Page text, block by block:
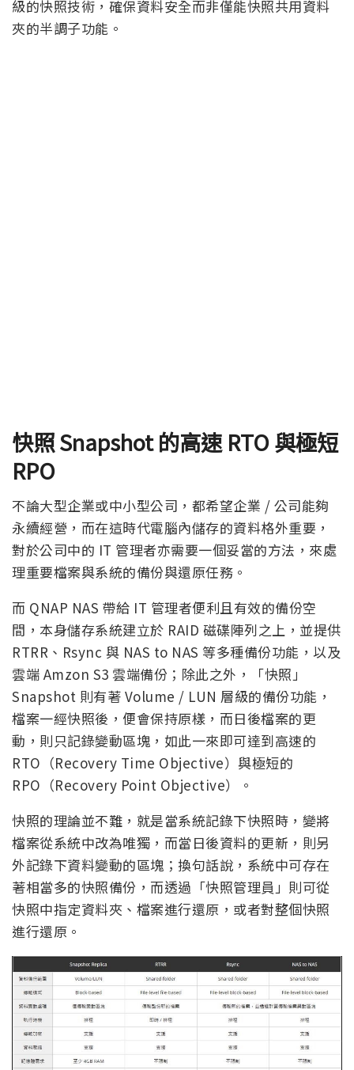
級的快照技術，確保資料安全而非僅能快照共用資料
夾的半調子功能。
快照Snapshot的高速RTO與極短
RPO
不論大型企業或中小型公司，都希望企業 / 公司能夠
永續經營，而在這時代電腦內儲存的資料格外重要，
對於公司中的 IT 管理者亦需要一個妥當的方法，來處
理重要檔案與系統的備份與還原任務。
而 QNAP NAS 帶給 IT 管理者便利且有效的備份空
間，本身儲存系統建立於 RAID 磁碟陣列之上，並提供
RTRR、Rsync 與 NAS to NAS 等多種備份功能，以及
雲端 Amzon S3 雲端備份；除此之外，「快照」
Snapshot 則有著 Volume / LUN 層級的備份功能，
檔案一經快照後，便會保持原樣，而日後檔案的更
動，則只記錄變動區塊，如此一來即可達到高速的
RTO（Recovery Time Objective）與極短的
RPO（Recovery Point Objective）。
快照的理論並不難，就是當系統記錄下快照時，變將
檔案從系統中改為唯獨，而當日後資料的更新，則另
外記錄下資料變動的區塊；換句話說，系統中可存在
著相當多的快照備份，而透過「快照管理員」則可從
快照中指定資料夾、檔案進行還原，或者對整個快照
進行還原。